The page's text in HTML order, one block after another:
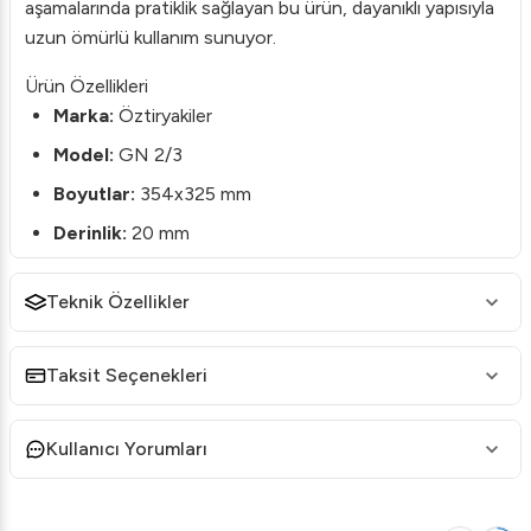
aşamalarında pratiklik sağlayan bu ürün, dayanıklı yapısıyla
uzun ömürlü kullanım sunuyor.
Ürün Özellikleri
Marka: Öztiryakiler
Model: GN 2/3
Boyutlar: 354x325 mm
Derinlik: 20 mm
Kategoriler:Set Üstü Mutfak Ekipmanları,
Gastronorm Servis Pişirme Tepsileri
GTIN:8696676023782
Avantajları
1.Kalite ve Dayanıklılık:Yüksek kaliteli malzemeden
üretilmiş bu tepsi, mutfak ortamında yoğun kullanıma
dayanıklıdır.
Teknik Özellikler
Taksit Seçenekleri
Kullanıcı Yorumları